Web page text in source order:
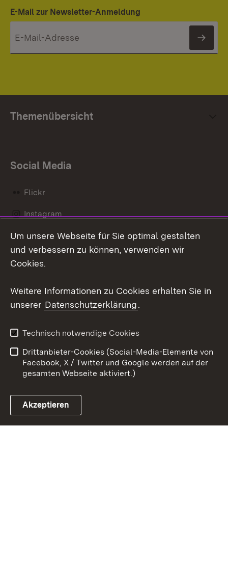
E-Mail zur Newsletter-Anmeldung
Themenübersicht
Social Media
Flickr
Instagram
Social Wall
Link zum Landesportal
Barrierefreiheit
Benutzungshinweise
Impressum
Cookies
Um unsere Webseite für Sie optimal gestalten
und verbessern zu können, verwenden wir
Cookies.
Weitere Informationen zu Cookies erhalten Sie in
unserer Datenschutzerklärung.
Technisch notwendige Cookies
Drittanbieter-Cookies (Social-Media-Elemente von
Facebook, X / Twitter und Google werden auf der
gesamten Webseite aktiviert.)
Akzeptieren